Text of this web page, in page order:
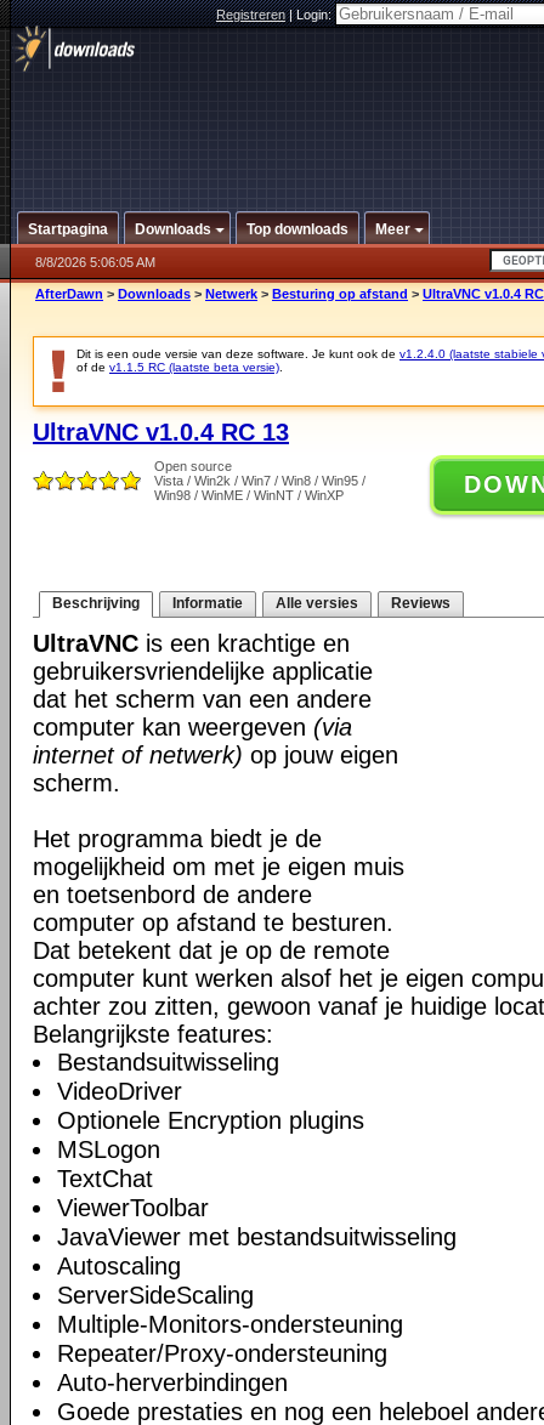
Registreren|Login:
Startpagina Downloads Top downloads Meer
8/8/2026 5:06:05 AM
AfterDawn > Downloads > Netwerk > Besturing op afstand > UltraVNC v1.0.4
Dit is een oude versie van deze software. Je kunt ook de v1.2.4.0 (laatste stabiele
of de v1.1.5 RC (laatste beta versie)
UltraVNC v1.0.4 RC 13
Open source
Vista / Win2k / Win7 / Win8 / Win95 /
Win98 / WinME / WinNT / WinXP
Beschrijving Informatie Alle versies Reviews
UltraVNC is een krachtige en
gebruikersvriendelijke applicatie
dat het scherm van een andere
computer kan weergeven (via
internet of netwerk) op jouw eigen
scherm.
Het programma biedt je de
mogelijkheid om met je eigen muis
en toetsenbord de andere
computer op afstand te besturen.
Dat betekent dat je op de remote
computer kunt werken alsof het je eigen
achter zou zitten, gewoon vanaf je huidige
Belangrijkste features:
Bestandsuitwisseling
VideoDriver
Optionele Encryption plugins
MSLogon
TextChat
ViewerToolbar
JavaViewer met bestandsuitwisseling
Autoscaling
ServerSideScaling
Multiple-Monitors-ondersteuning
Repeater/Proxy-ondersteuning
Auto-herverbindingen
Goede prestaties en nog een heleboel